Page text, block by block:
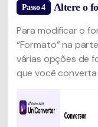
Passo 4 Altere o
Para modificar o
“Formato” na
várias opções de
que você